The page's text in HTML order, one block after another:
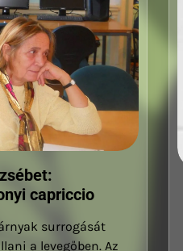
capriccio
surrogását
a levegőben. Az